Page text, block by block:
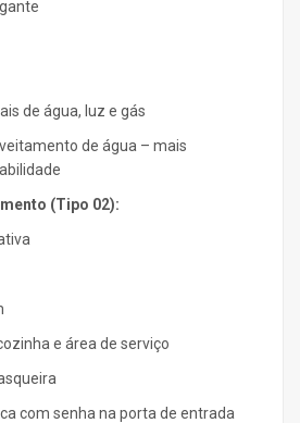
de água, luz e gás
de água – mais
(Tipo 02):
e área de serviço
com senha na porta de entrada